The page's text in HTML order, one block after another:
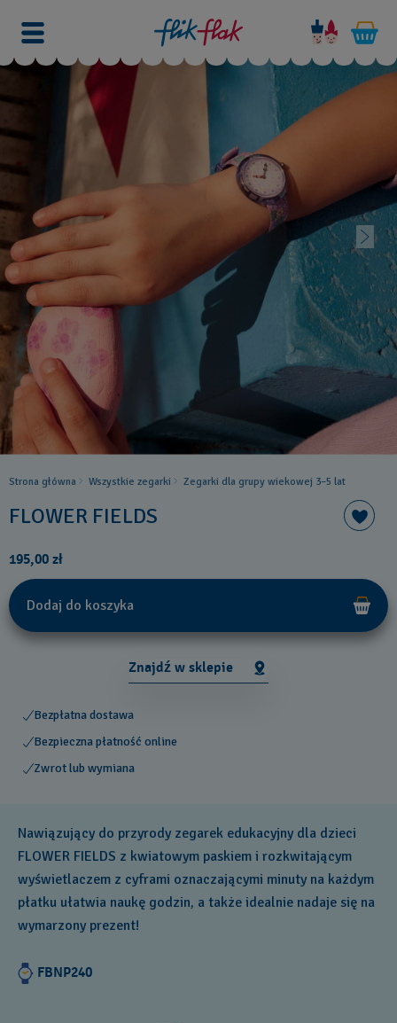
Strona główna Wszystkie zegarki Zegarki dla grupy wiekowej 3–5 lat
FLOWER FIELDS
195,00 zł
Dodaj do koszyka
Znajdź w sklepie
Bezpłatna dostawa
Bezpieczna płatność online
Zwrot lub wymiana
Nawiązujący do przyrody zegarek edukacyjny dla dzieci
FLOWER FIELDS z kwiatowym paskiem i rozkwitającym
wyświetlaczem z cyframi oznaczającymi minuty na każdym
płatku ułatwia naukę godzin, a także idealnie nadaje się na
wymarzony prezent!
FBNP240